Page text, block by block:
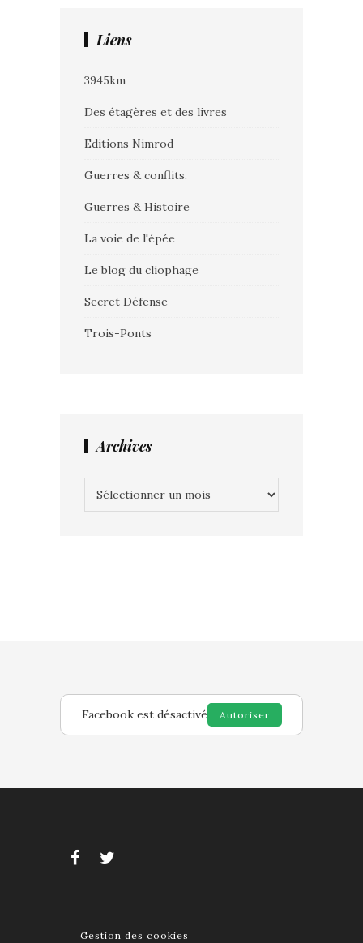
Liens
3945km
Des étagères et des livres
Editions Nimrod
Guerres & conflits.
Guerres & Histoire
La voie de l'épée
Le blog du cliophage
Secret Défense
Trois-Ponts
Archives
Facebook est désactivé Autoriser
Gestion des cookies